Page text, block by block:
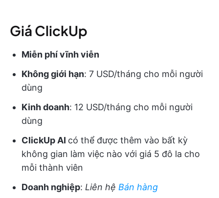
Giá ClickUp
Miễn phí vĩnh viễn
Không giới hạn: 7 USD/tháng cho mỗi người
dùng
Kinh doanh: 12 USD/tháng cho mỗi người
dùng
ClickUp AI có thể được thêm vào bất kỳ
không gian làm việc nào với giá 5 đô la cho
mỗi thành viên
Doanh nghiệp: Liên hệ Bán hàng